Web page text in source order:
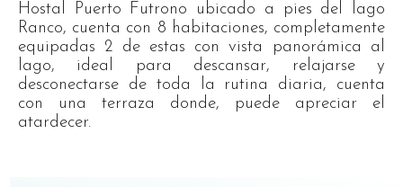
Hostal Puerto Futrono ubicado a pies del lago
Ranco, cuenta con 8 habitaciones, completamente
equipadas 2 de estas con vista panorámica al
lago, ideal para descansar, relajarse y
desconectarse de toda la rutina diaria, cuenta
con una terraza donde, puede apreciar el
atardecer.